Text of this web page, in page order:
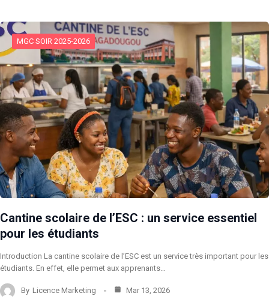
MGC SOIR 2025-2026
Cantine scolaire de l’ESC : un service essentiel
pour les étudiants
Introduction La cantine scolaire de l’ESC est un service très important pour les
étudiants. En effet, elle permet aux apprenants…
By Licence Marketing Mar 13, 2026